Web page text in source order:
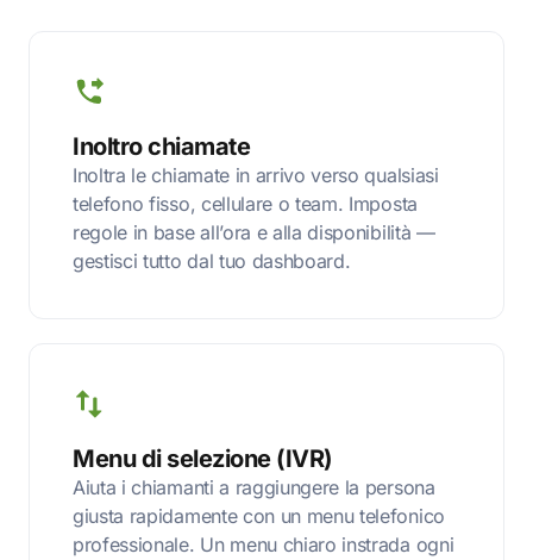
Inoltro chiamate
Inoltra le chiamate in arrivo verso qualsiasi
telefono fisso, cellulare o team. Imposta
regole in base all’ora e alla disponibilità —
gestisci tutto dal tuo dashboard.
Menu di selezione (IVR)
Aiuta i chiamanti a raggiungere la persona
giusta rapidamente con un menu telefonico
professionale. Un menu chiaro instrada ogni